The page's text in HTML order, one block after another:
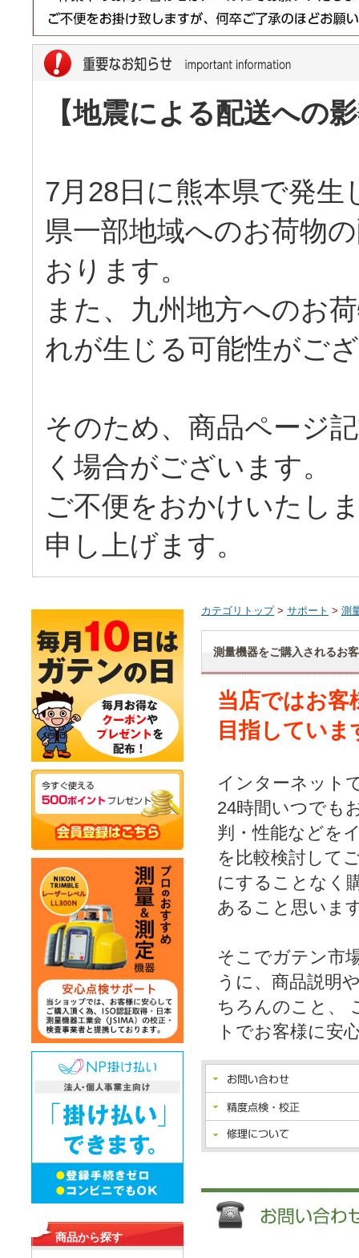
【地震による配送への
7月28日に熊本県で発
県一部地域へのお荷物
おります。
また、九州地方へのお
れが生じる可能性がご
そのため、商品ページ
く場合がございます。
ご不便をおかけいたし
申し上げます。
商品から探す
カテゴリトップ> サポート > 測
測量機器をご購入されるお
当店ではお客
目指していま
インターネット
24時間いつでも
判・性能などを
を比較検討して
にすることなく
あること思いま
そこでガテン市
うに、商品説明
ちろんのこと、
トでお客様に安